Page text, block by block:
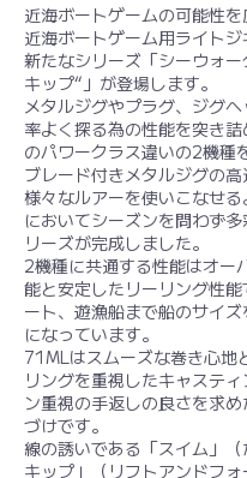
近海ボートゲームの可能性
近海ボートゲーム用ライト
新たなシリーズ「シーウォ
キップ“」が登場します。
メタルジグやプラグ、ジグ
率よく探る為の性能を突き
のパワークラス違いの2機種
ブレード付きメタルジグの高
様々なルアーを使いこなせ
においてシーズンを問わず
リーズが完成しました。
2機種に共通する性能はオー
能と安定したリーリング性
ート、遊漁船まで船のサイ
になっています。
71MLはスムーズな巻き心地
リングを重視したキャステ
ン重視の手返しの良さを求
づけです。
線の誘いである「スイム」
キップ」（リフトアンドフ